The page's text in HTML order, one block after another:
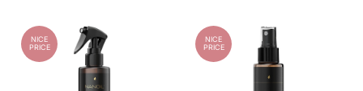
NICE
PRICE
NICE
PRICE